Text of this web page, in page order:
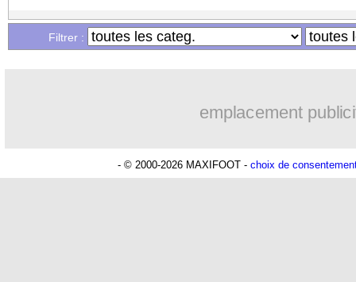
Liste des brèves du dim. 5 juillet 2026
Filtrer :
emplacement
- © 2000-2026 MAXIFOOT - choix de